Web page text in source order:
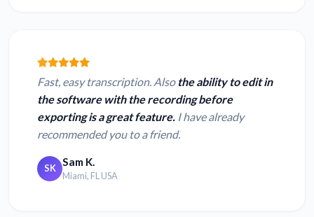
Fast, easy transcription. Also the ability to edit in
the software with the recording before
exporting is a great feature. I have already
recommended you to a friend.
SK Sam K.
Miami, FL USA